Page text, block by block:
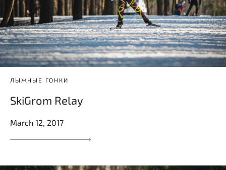
ЛЫЖНЫЕ ГОНКИ
SkiGrom Relay
March 12, 2017